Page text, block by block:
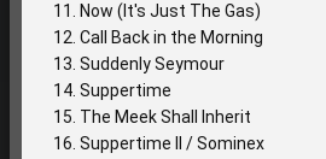
Now (It's Just The Gas)
Call Back in the Morning
Suddenly Seymour
Suppertime
The Meek Shall Inherit
Suppertime II / Sominex